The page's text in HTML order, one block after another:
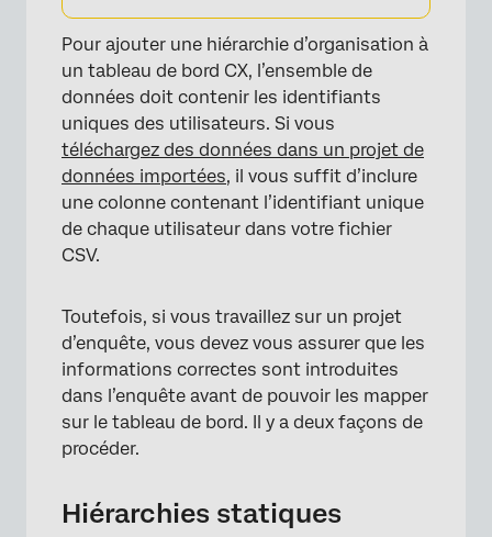
Pour ajouter une hiérarchie d’organisation à
un tableau de bord CX, l’ensemble de
données doit contenir les identifiants
uniques des utilisateurs. Si vous
téléchargez des données dans un projet de
données importées, il vous suffit d’inclure
une colonne contenant l’identifiant unique
de chaque utilisateur dans votre fichier
CSV.
Toutefois, si vous travaillez sur un projet
d’enquête, vous devez vous assurer que les
informations correctes sont introduites
dans l’enquête avant de pouvoir les mapper
sur le tableau de bord. Il y a deux façons de
procéder.
Hiérarchies statiques